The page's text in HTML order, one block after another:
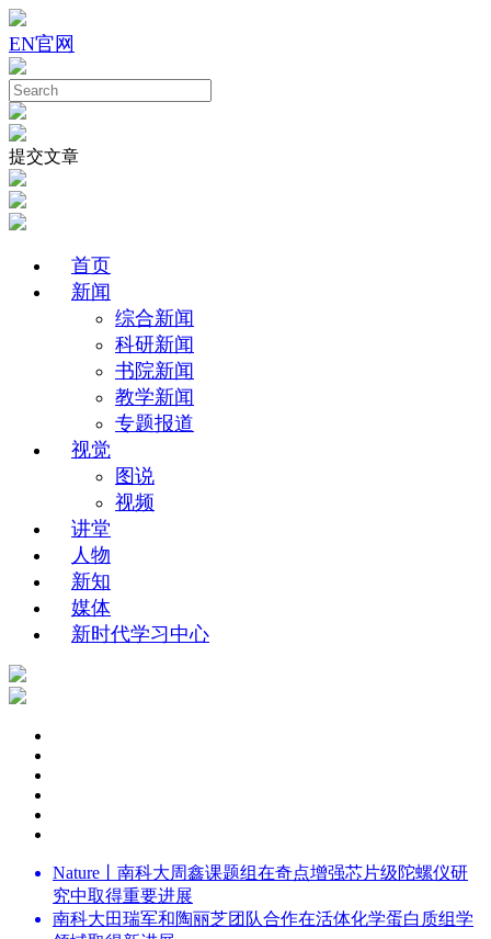
EN官网
提交文章
首页
新闻
综合新闻
科研新闻
书院新闻
教学新闻
专题报道
视觉
图说
视频
讲堂
人物
新知
媒体
新时代学习中心
Nature丨南科大周鑫课题组在奇点增强芯片级陀螺仪研
究中取得重要进展
南科大田瑞军和陶丽芝团队合作在活体化学蛋白质组学